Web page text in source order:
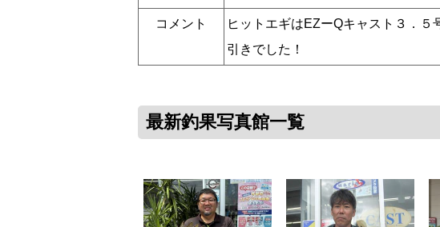
コメント
ヒットエギはEZーQキャスト３．
引きでした！
最新釣果写真館一覧